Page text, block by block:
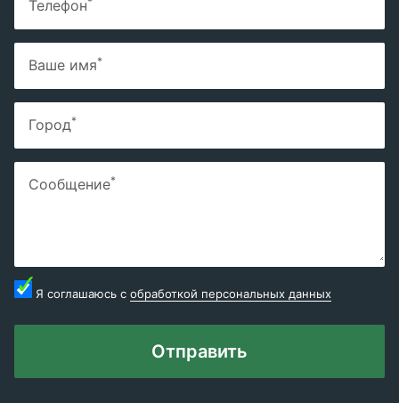
Телефон
Ваше имя*
Город*
Сообщение*
Я соглашаюсь с обработкой персональных данных
Отправить